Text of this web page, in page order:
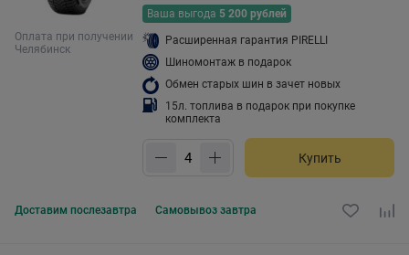
Оплата при получении
Челябинск
Ваша выгода 5 200 рублей
Расширенная гарантия PIRELLI
Шиномонтаж в подарок
Обмен старых шин в зачет новых
15л. топлива в подарок при покупке
комплекта
Купить
Доставим послезавтра Самовывоз завтра